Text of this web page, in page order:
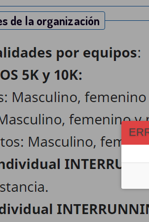
de la organización